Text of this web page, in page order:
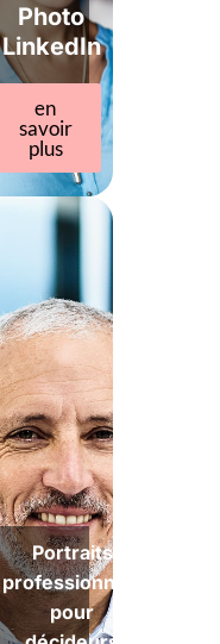
Photo
LinkedIn
en
savoir
plus
Portraits
professionnels
pour